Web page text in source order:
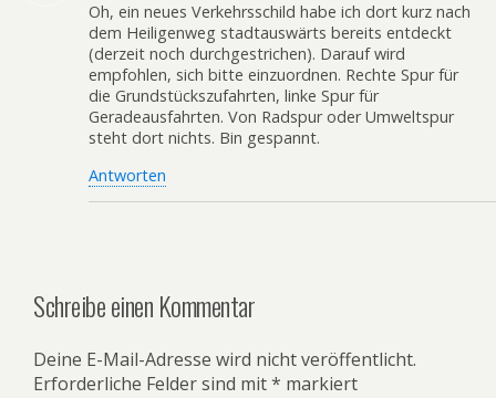
Oh, ein neues Verkehrsschild habe ich dort kurz nach
dem Heiligenweg stadtauswärts bereits entdeckt
(derzeit noch durchgestrichen). Darauf wird
empfohlen, sich bitte einzuordnen. Rechte Spur für
die Grundstückszufahrten, linke Spur für
Geradeausfahrten. Von Radspur oder Umweltspur
steht dort nichts. Bin gespannt.
Antworten
Schreibe einen Kommentar
Deine E-Mail-Adresse wird nicht veröffentlicht.
Erforderliche Felder sind mit* markiert